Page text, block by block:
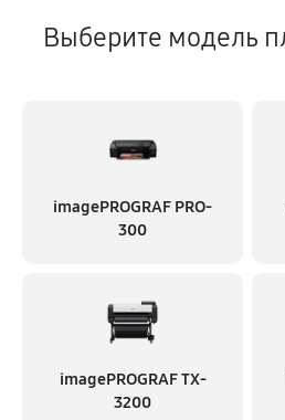
Выберите модель
imagePROGRAF PRO-
300
imagePROGRAF TX-
3200